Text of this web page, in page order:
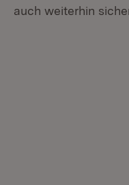
auch weiterhin